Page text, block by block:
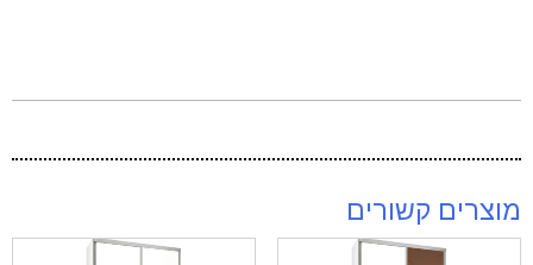
מוצרים קשורים